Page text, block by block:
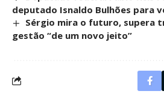
deputado Isnaldo Bulhões para
Sérgio mira o futuro, supera
gestão “de um novo jeito”